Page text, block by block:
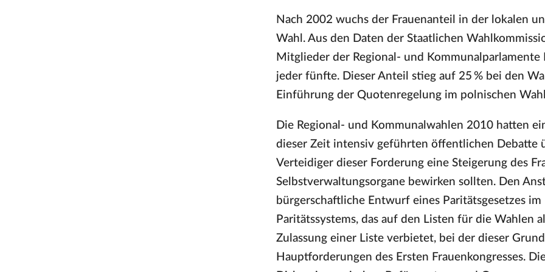
Nach 2002 wuchs der Frauenanteil in der lokalen
Wahl. Aus den Daten der Staatlichen
Mitglieder der Regional- und Kommunalparlamente
jeder fünfte. Dieser Anteil stieg auf 25 % bei den
Einführung der Quotenregelung im polnischen
Die Regional- und Kommunalwahlen 2010 hatten
dieser Zeit intensiv geführten öffentlichen Debatte
Verteidiger dieser Forderung eine Steigerung des
Selbstverwaltungsorgane bewirken sollten. Den
bürgerschaftliche Entwurf eines Paritätsgesetzes
Paritätssystems, das auf den Listen für die Wahlen
Zulassung einer Liste verbietet, bei der dieser
Hauptforderungen des Ersten Frauenkongresses.